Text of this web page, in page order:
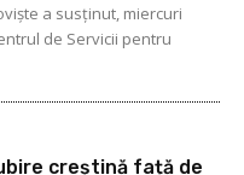
a susținut, miercuri
de Servicii pentru
creștină față de